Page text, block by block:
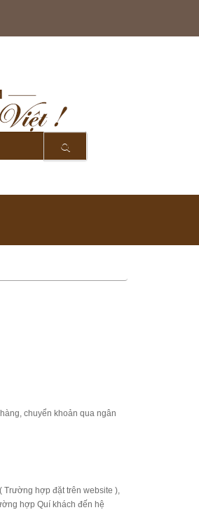
chuyển khoản qua ngân
hợp đặt trên website ),
hợp Quí khách đến hệ